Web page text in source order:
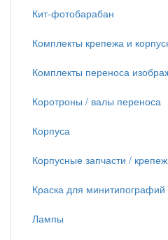
Кит-фотобарабан
Комплекты крепежа и
Комплекты переноса
Коротроны / валы переноса
Корпуса
Корпусные запчасти /
Краска для минитипографий
Лампы